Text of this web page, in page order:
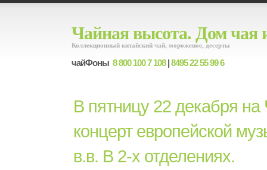
Чайная высота. Дом чая
Коллекционный китайский чай, мороженое, десерты
чайФоны 8 800 100 7 108|8495 22 55 99 6
В пятницу 22 декабря
концерт европейской
в.в. В 2-х отделениях.